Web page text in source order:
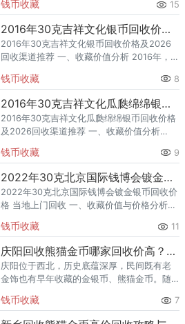
传第2组彩金币（第2组），隶属贵金属纪念
币。该品
钱币收藏 15
2016年30克吉祥文化银币回收价格及2026回收渠道推荐
2016年30克吉祥文化银币回收价格及2026
回收渠道推荐 一、收藏价值分析 2016年，中
吉祥文化题材。该品种为银币、规格 30克，
钱币收藏 8
2016年30克吉祥文化瓜瓞绵绵银币回收价格及2026回收渠道推荐
2016年30克吉祥文化瓜瓞绵绵银币回收价格
及2026回收渠道推荐 一、收藏价值分析
瓜瓞绵绵银币，隶属吉祥文化题材。该品种
为银币、规格
钱币收藏 9
2022年30克北京国际钱博会镀金银币回收价格 当地上门回收
2022年30克北京国际钱博会镀金银币回收价
格 当地上门回收 一、收藏价值与价格分析
钱博会镀金银币，隶属贵金属纪念币。该品
种为金银币（
钱币收藏 11
庆阳回收熊猫金币哪家回收价高？本地榜单
庆阳位于西北，历史底蕴深厚，民间既有老
金饰也有早年收藏的金银币、熊猫金币。随
币变现，但本地能精准评估版别、年份的专
业渠道相对有限，不少金店干脆
钱币收藏 7